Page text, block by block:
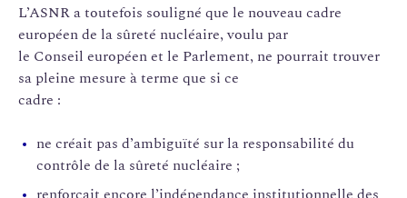
L’ASNR a toutefois souligné que le nouveau cadre
européen de la sûreté nucléaire, voulu par
le Conseil européen et le Parlement, ne pourrait trouver
sa pleine mesure à terme que si ce
cadre :
ne créait pas d’ambiguïté sur la responsabilité du
contrôle de la sûreté nucléaire ;